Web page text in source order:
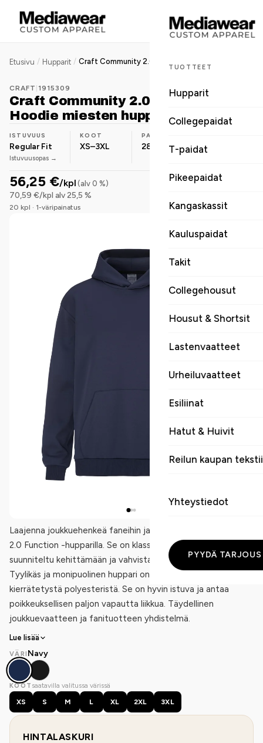
TUOTTEET
Hupparit
Collegepaidat
T-paidat
Pikeepaidat
Kangaskassit
Kauluspaidat
Takit
Collegehousut
Housut & Shortsit
Lastenvaatteet
Urheiluvaatteet
Esiliinat
Hatut & Huivit
Reilun kaupan
Yhteystiedot
PYYDÄ TARJOUS
Etusivu / Hupparit /
CRAFT 1915309
Craft Community 2.0 Function
Hoodie miesten huppari
ISTUVUUS
Regular Fit
Istuvuusopas →
KOOT
XS–3XL
PAINO
280 g/m² Polyesteri
56,25 €/kpl (alv 0 %)
70,59 €/kpl alv 25,5 %
20 kpl · 1-väripainatus
Laajenna joukkuehenkeä faneihin ja kannattajiin Community
2.0 Function -hupparilla. Se on klassinen huppari, joka on
suunniteltu kehittämään ja vahvistamaan yhteisöänne.
Tyylikäs ja monipuolinen huppari on valmistettu teknisestä ja
kierrätetystä polyesteristä. Se on hyvin istuva ja antaa
poikkeuksellisen paljon vapautta liikkua. Täydellinen
joukkuevaatteen ja fanituotteen yhdistelmä.
Lue lisää
VÄRI Navy
KOOT saatavilla valitussa värissä
XS
S M L XL 2XL 3XL
HINTALASKURI